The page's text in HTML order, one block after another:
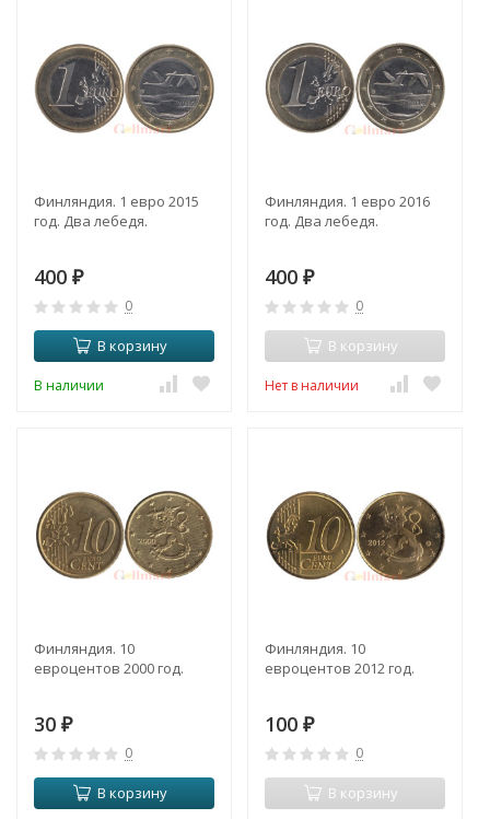
Финляндия. 1 евро 2015
год. Два лебедя.
400 ₽
0
В корзину
В наличии
Финляндия. 1 евро 2016
год. Два лебедя.
400 ₽
0
В корзину
Нет в наличии
Финляндия. 10
евроцентов 2000 год.
30 ₽
0
В корзину
Финляндия. 10
евроцентов 2012 год.
100 ₽
0
В корзину